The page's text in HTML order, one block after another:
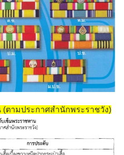
ตามประกาศสำนักพระราชวัง)